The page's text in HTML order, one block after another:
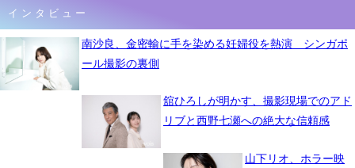
インタビュー
南沙良、金密輸に手を染める妊婦役を熱演 シンガポ
ール撮影の裏側
舘ひろしが明かす、撮影現場でのアド
リブと西野七瀬への絶大な信頼感
山下リオ、ホラー映